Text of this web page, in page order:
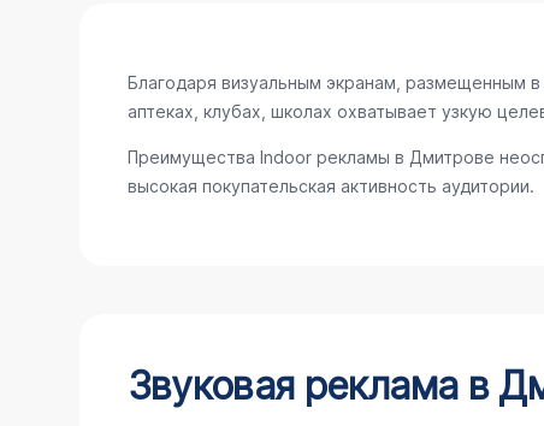
Благодаря визуальным экранам, размещенным в
аптеках, клубах, школах охватывает узкую
Преимущества Indoor рекламы в Дмитрове
высокая покупательская активность аудитории.
Звуковая реклама в